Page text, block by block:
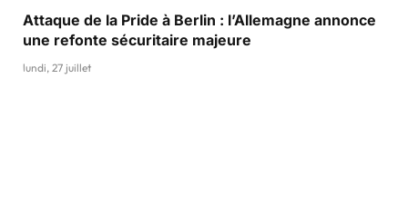
Attaque de la Pride à Berlin : l’Allemagne annonce
une refonte sécuritaire majeure
lundi, 27 juillet